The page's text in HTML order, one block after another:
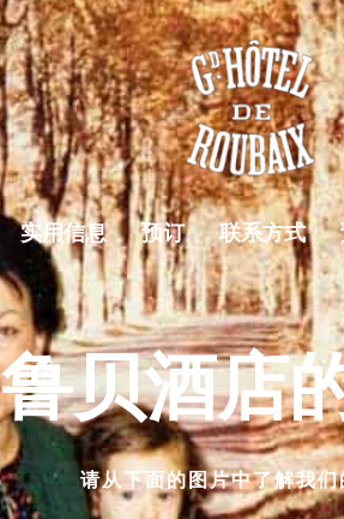
实用信息 预订 联系方式
鲁贝酒店
请从下面的图片中了解我